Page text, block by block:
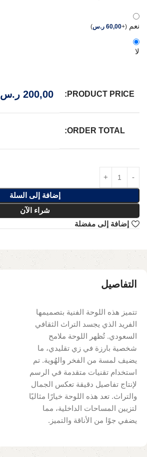
نعم (
+
60,00 ر.س)
لا
PRODUCT PRICE:
200,00 ر.س
ORDER TOTAL:
إضافة إلى السلة
شراء الآن
إضافة إلى مفضلة
التفاصيل
تتميز هذه اللوحة الفنية بتصميمها
الفريد الذي يجسد التراث الثقافي
السعودي. تُظهر اللوحة ملامح
شخصية بارزة في زي تقليدي، ما
يضيف لمسة من الفخر والهُوية. تم
استخدام تقنيات متقدمة في الرسم
لإنتاج تفاصيل دقيقة تعكس الجمال
والتراث. تعد هذه اللوحة خيارًا مثاليًا
لتزيين المساحات الداخلية، مما
يضفي جوًا من الأناقة والتميز.